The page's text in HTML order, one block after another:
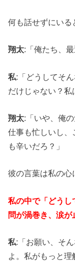
何も話せずにいる
翔太:「俺たち、
私:「どうしてそ
だけじゃない？私
翔太:「いや、俺
仕事も忙しいし
も辛いだろ？」
彼の言葉は私の心
私の中で「どう
問が渦巻き、涙が
私:「お願い、そ
よ。私がもっと